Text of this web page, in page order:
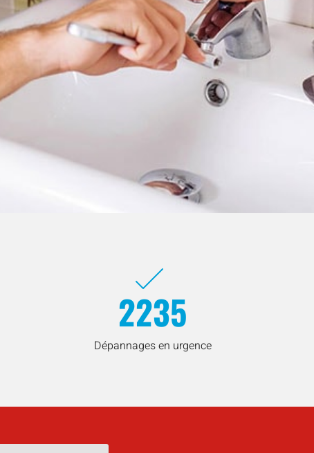
2235
Dépannages en urgence